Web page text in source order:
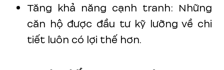
Tăng khả năng cạnh tranh: Những
căn hộ được đầu tư kỹ lưỡng về chi
tiết luôn có lợi thế hơn.